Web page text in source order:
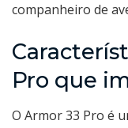
companheiro de
Pro que
O Armor 33 Pro é